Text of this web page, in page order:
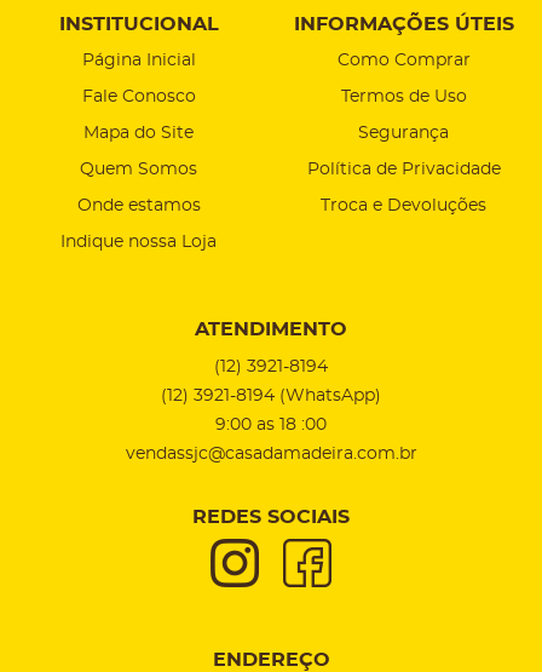
INSTITUCIONAL
Página Inicial
Fale Conosco
Mapa do Site
Quem Somos
Onde estamos
Indique nossa Loja
INFORMAÇÕES ÚTEIS
Como Comprar
Termos de Uso
Segurança
Política de Privacidade
Troca e Devoluções
ATENDIMENTO
(12) 3921-8194
(12) 3921-8194 (WhatsApp)
9:00 as 18 :00
vendassjc@casadamadeira.com.br
REDES SOCIAIS
ENDEREÇO